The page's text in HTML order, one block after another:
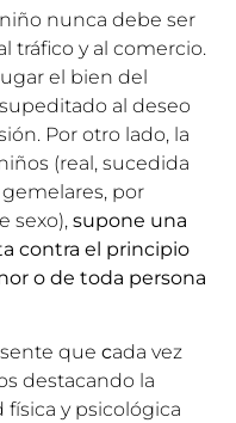
nunca debe ser
tráfico y al comercio.
el bien del
al deseo
Por otro lado, la
(real, sucedida
por
sexo), supone una
contra el principio
o de toda persona
que cada vez
destacando la
y psicológica